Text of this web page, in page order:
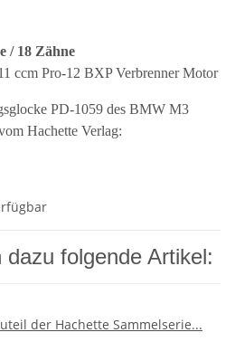
/ 18 Zähne
ccm Pro-12 BXP Verbrenner Motor
PD-1059 des BMW M3
Hachette Verlag:
folgende Artikel: